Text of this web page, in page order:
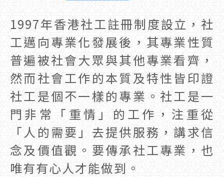
1997年香港社工註冊制度設立，社
工邁向專業化發展後，其專業性質
普遍被社會大眾與其他專業看齊，
然而社會工作的本質及特性皆印證
社工是個不一樣的專業。社工是一
門非常「重情」的工作，注重從
「人的需要」去提供服務，講求信
念及價值觀。要傳承社工專業，也
唯有有心人才能做到。